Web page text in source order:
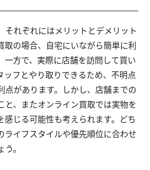
それぞれにはメリットとデメリット
取の場合、自宅にいながら簡単に利
一方で、実際に店舗を訪問して買い
ッフとやり取りできるため、不明点
点があります。しかし、店舗までの
と、またオンライン買取では実物を
感じる可能性も考えられます。どち
ライフスタイルや優先順位に合わせ
。